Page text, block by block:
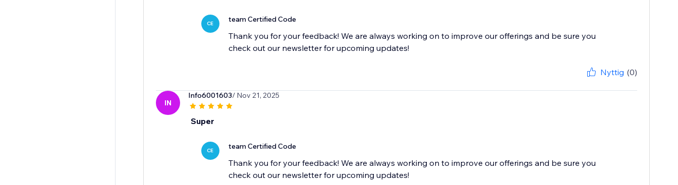
CE team Certified Code
Thank you for your feedback! We are always working on to improve our offerings and be sure you
check out our newsletter for upcoming updates!
Nyttig (0)
IN
Info6001603/ Nov 21, 2025
Super
CE team Certified Code
Thank you for your feedback! We are always working on to improve our offerings and be sure you
check out our newsletter for upcoming updates!